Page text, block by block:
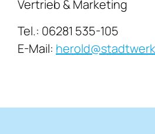
Vertrieb & Marketing
Tel.: 06281 535-105
E-Mail: